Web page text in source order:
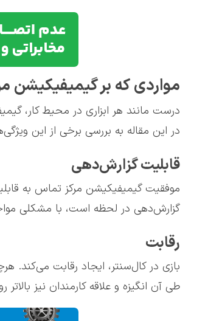
مواردی که بر گیمیفیکیشن
درست مانند هر ابزاری در محیط کار،
در این مقاله به بررسی برخی از این
قابلیت گزارش‌دهی
موفقیت گیمیفیکیشن مرکز تماس به
گزارش‌‌دهی در لحظه است، با مشکلی
رقابت
بازی در کال‌سنتر، ایجاد رقابت می‌کند.
طی آن انگیزه و علاقه کارمندان نیز بالاتر